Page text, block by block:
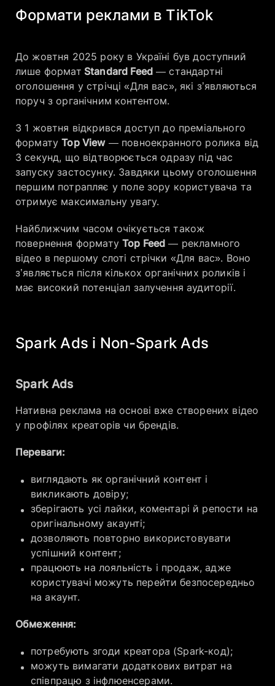
Формати реклами в TikTok
До жовтня 2025 року в Україні був доступний
лише формат Standard Feed — стандартні
оголошення у стрічці «Для вас», які з’являються
поруч з органічним контентом.
З 1 жовтня відкрився доступ до преміального
форматуTop View— повноекранного ролика від
3 секунд, що відтворюється одразу під час
запуску застосунку. Завдяки цьому оголошення
першим потрапляє у поле зору користувача та
отримує максимальну увагу.
Найближчим часом очікується також
повернення форматуTop Feed — рекламного
відео в першому слоті стрічки «Для вас». Воно
з’являється після кількох органічних роликів і
має високий потенціал залучення аудиторії.
Spark Ads і Non-Spark Ads
Spark Ads
Нативна реклама на основі вже створених відео
у профілях креаторів чи брендів.
Переваги:
виглядають як органічний контент і
викликають довіру;
зберігають усі лайки, коментарі й репости на
оригінальному акаунті;
дозволяють повторно використовувати
успішний контент;
працюють на лояльність і продаж, адже
користувачі можуть перейти безпосередньо
на акаунт.
Обмеження:
потребують згоди креатора (Spark-код);
можуть вимагати додаткових витрат на
співпрацю з інфлюенсерами.